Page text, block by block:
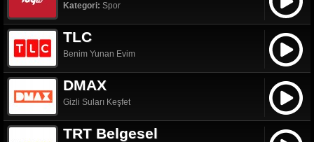
Kategori: Spor
TLC
Benim Yunan Evim
DMAX
Gizli Suları Keşfet
TRT Belgesel